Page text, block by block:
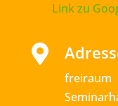
Link zu

freiraum